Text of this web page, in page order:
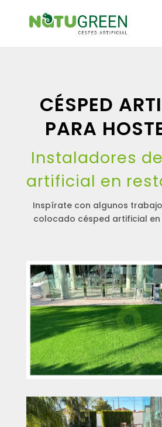
CÉSPED
PARA
Instaladores
artificial en
Inspírate con algunos
colocado césped artificial